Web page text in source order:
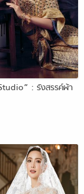
: รังสรรค์ผ้า